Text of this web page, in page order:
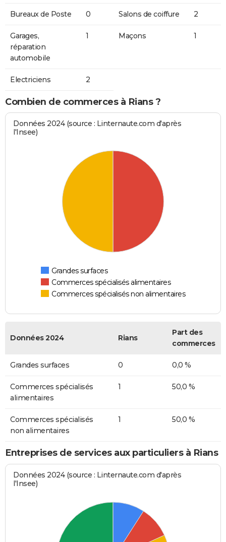
Bureaux de Poste 0 Salons de coiffure 2
Garages,
réparation
automobile
1 Maçons 1
Electriciens 2
Combien de commerces à Rians ?
Données 2024 (source : Linternaute.com d'après
l'Insee)
Grandes surfaces
Commerces spécialisés alimentaires
Commerces spécialisés non alimentaires
Données 2024 Rians
Part des
commerces
Grandes surfaces 0 0,0 %
Commerces spécialisés
alimentaires
1 50,0 %
Commerces spécialisés
non alimentaires
1 50,0 %
Entreprises de services aux particuliers à Rians
Données 2024 (source : Linternaute.com d'après
l'Insee)